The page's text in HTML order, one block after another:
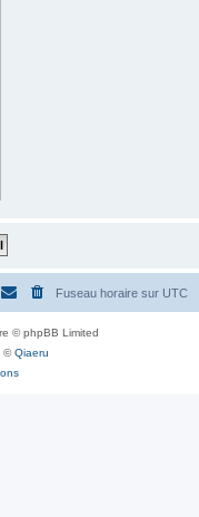
Fuseau horaire sur UTC
© phpBB Limited
©Qiaeru